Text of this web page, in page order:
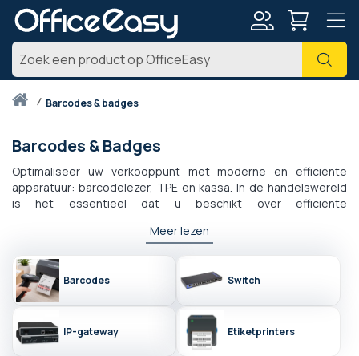
Zoek
Thuisbarcodes & badges
Barcodes & Badges
Optimaliseer uw verkooppunt met moderne en efficiënte
apparatuur: barcodelezer, TPE en kassa. In de handelswereld
is het essentieel dat u beschikt over efficiënte
en restauranthouders worden dagelijks geconfronteerd met
garanderen, hun voorraden te beheren en aan de eisen van
hun klanten te voldoen. In dit artikel onderzoeken we de
verschillende soorten kassa's, barcodelezers en elektronische
betaalterminals (EPT's) die op de markt verkrijgbaar zijn,
evenals de POS-software die het beheer van een verkooppunt
eenvoudiger kan maken.
Meer lezen
Barcodes Switch
IP-gateway Etiketprinters